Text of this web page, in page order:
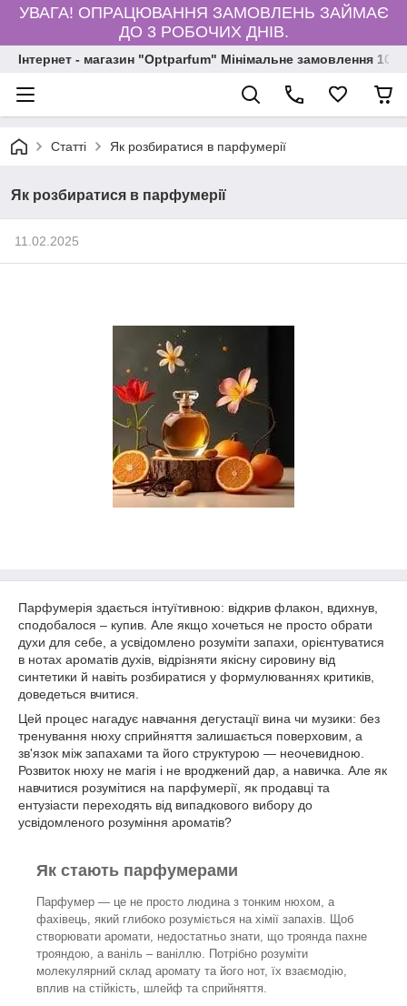
УВАГА! ОПРАЦЮВАННЯ ЗАМОВЛЕНЬ ЗАЙМАЄ
ДО 3 РОБОЧИХ ДНІВ.
Інтернет - магазин "Optparfum" Мінімальне замовлення
Статті Як розбиратися в парфумерії
Як розбиратися в парфумерії
11.02.2025
Парфумерія здається інтуїтивною: відкрив флакон, вдихнув,
сподобалося – купив. Але якщо хочеться не просто обрати
духи для себе, а усвідомлено розуміти запахи, орієнтуватися
в нотах ароматів духів, відрізняти якісну сировину від
синтетики й навіть розбиратися у формулюваннях критиків,
доведеться вчитися.
Цей процес нагадує навчання дегустації вина чи музики: без
тренування нюху сприйняття залишається поверховим, а
зв'язок між запахами та його структурою — неочевидною.
Розвиток нюху не магія і не вроджений дар, а навичка. Але як
навчитися розумітися на парфумерії, як продавці та
ентузіасти переходять від випадкового вибору до
усвідомленого розуміння ароматів?
Як стають парфумерами
Парфумер — це не просто людина з тонким нюхом, а
фахівець, який глибоко розуміється на хімії запахів. Щоб
створювати аромати, недостатньо знати, що троянда пахне
трояндою, а ваніль – ваніллю. Потрібно розуміти
молекулярний склад аромату та його нот, їх взаємодію,
вплив на стійкість, шлейф та сприйняття.